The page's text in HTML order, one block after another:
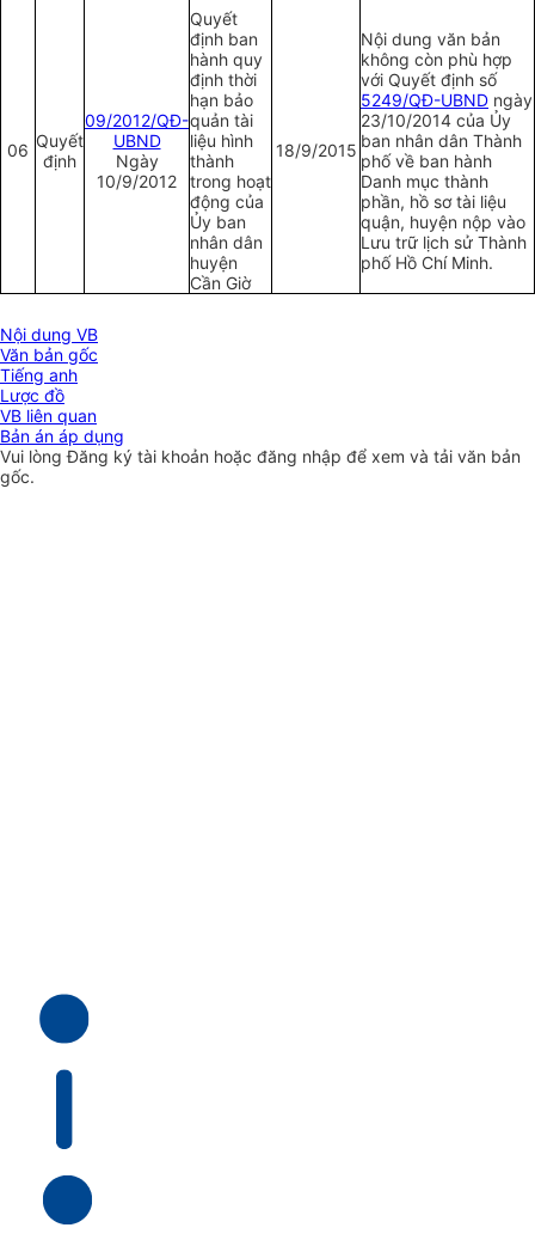
06 Quyết
định
09/2012/QĐ-
UBND
Ngày
10/9/2012
Quyết
định ban
hành quy
định thời
hạn bảo
quản tài
liệu hình
thành
trong hoạt
động của
Ủy ban
nhân dân
huyện
Cần Giờ
18/9/2015
Nội dung văn bản
không còn phù hợp
với Quyết định số
5249/QĐ-UBND ngày
23/10/2014 của Ủy
ban nhân dân Thành
phố về ban hành
Danh mục thành
phần, hồ sơ tài liệu
quận, huyện nộp vào
Lưu trữ lịch sử Thành
phố Hồ Chí Minh.
Nội dung VB
Văn bản gốc
Tiếng anh
Lược đồ
VB liên quan
Bản án áp dụng
Vui lòngĐăng ký tài khoản hoặc đăng nhập để xem và tải văn bản
gốc.